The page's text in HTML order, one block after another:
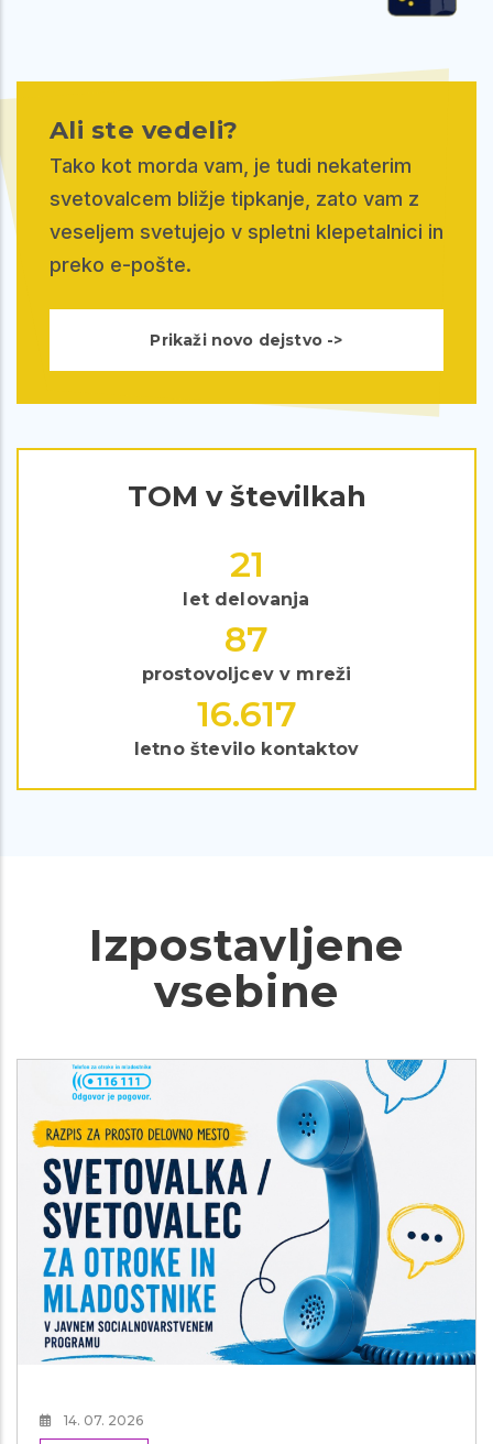
Ali ste vedeli?
Tako kot morda vam, je tudi nekaterim
svetovalcem bližje tipkanje, zato vam z
veseljem svetujejo v spletni klepetalnici in
preko e-pošte.
Prikaži novo dejstvo ->
TOM v številkah
29
let delovanja
119
prostovoljcev v mreži
22.849
letno število kontaktov
Izpostavljene
vsebine
14. 07. 2026